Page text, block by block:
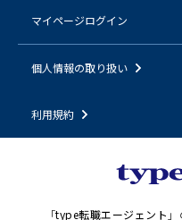
マイページログイン
個人情報の取り扱い
利用規約
「type転職エージェント